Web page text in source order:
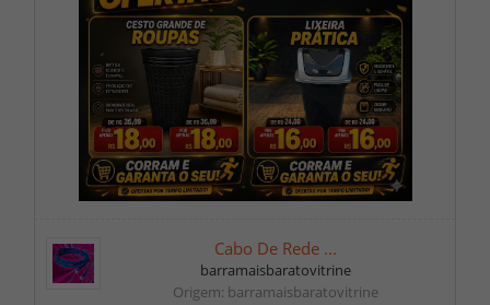
Cabo De Rede ...
barramaisbaratovitrine
Origem: barramaisbaratovitrine